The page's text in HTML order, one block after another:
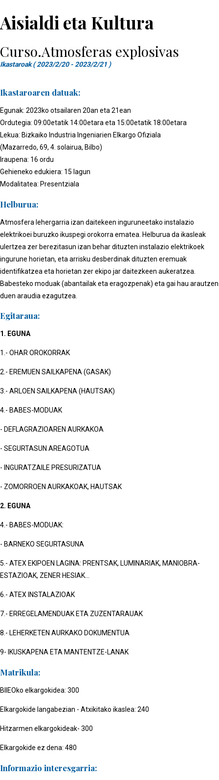
Aisialdi eta Kultura
Curso.Atmosferas explosivas
Ikastaroak ( 2023/2/20 - 2023/2/21 )
Ikastaroaren datuak:
Egunak: 2023ko otsailaren 20an eta 21ean
Ordutegia: 09:00etatik 14:00etara eta 15:00etatik 18:00etara
Lekua: Bizkaiko Industria Ingeniarien Elkargo Ofiziala
(Mazarredo, 69, 4. solairua, Bilbo)
Iraupena: 16 ordu
Gehieneko edukiera: 15 lagun
Modalitatea: Presentziala
Helburua:
Atmosfera lehergarria izan daitekeen inguruneetako instalazio
elektrikoei buruzko ikuspegi orokorra ematea. Helburua da ikasleak
ulertzea zer berezitasun izan behar dituzten instalazio elektrikoek
ingurune horietan, eta arrisku desberdinak dituzten eremuak
identifikatzea eta horietan zer ekipo jar daitezkeen aukeratzea.
Babesteko moduak (abantailak eta eragozpenak) eta gai hau arautzen
duen araudia ezagutzea.
Egitaraua:
1. EGUNA
1.- OHAR OROKORRAK
2.- EREMUEN SAILKAPENA (GASAK)
3.- ARLOEN SAILKAPENA (HAUTSAK)
4.- BABES-MODUAK
- DEFLAGRAZIOAREN AURKAKOA
- SEGURTASUN AREAGOTUA
- INGURATZAILE PRESURIZATUA
- ZOMORROEN AURKAKOAK, HAUTSAK
2. EGUNA
4.- BABES-MODUAK:
- BARNEKO SEGURTASUNA
5.- ATEX EKIPOEN LAGINA: PRENTSAK, LUMINARIAK, MANIOBRA-
ESTAZIOAK, ZENER HESIAK...
6.- ATEX INSTALAZIOAK
7.- ERREGELAMENDUAK ETA ZUZENTARAUAK
8.- LEHERKETEN AURKAKO DOKUMENTUA
9- IKUSKAPENA ETA MANTENTZE-LANAK
Matrikula:
BIIEOko elkargokidea: 300
Elkargokide langabezian - Atxikitako ikaslea: 240
Hitzarmen elkargokideak- 300
Elkargokide ez dena: 480
Informazio interesgarria: